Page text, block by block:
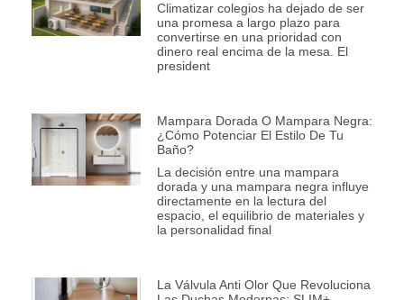
Climatizar colegios ha dejado de ser
una promesa a largo plazo para
convertirse en una prioridad con
dinero real encima de la mesa. El
president
Mampara Dorada O Mampara Negra:
¿Cómo Potenciar El Estilo De Tu
Baño?
La decisión entre una mampara
dorada y una mampara negra influye
directamente en la lectura del
espacio, el equilibrio de materiales y
la personalidad final
La Válvula Anti Olor Que Revoluciona